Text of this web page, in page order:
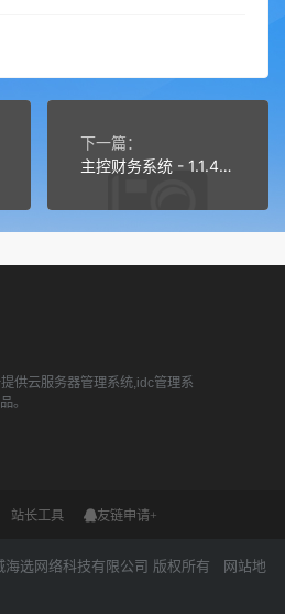
下一篇：
主控财务系统 - 1.1.4 更新内容
供云服务器管理系统,idc管理系
。
站长工具 友链申请+
选网络科技有限公司 版权所有
网站地